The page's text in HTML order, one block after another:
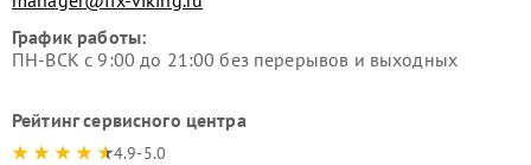
График работы:
ПН-ВСК с 9:00 до 21:00 без перерывов и выходных
Рейтинг сервисного центра
4.9-5.0